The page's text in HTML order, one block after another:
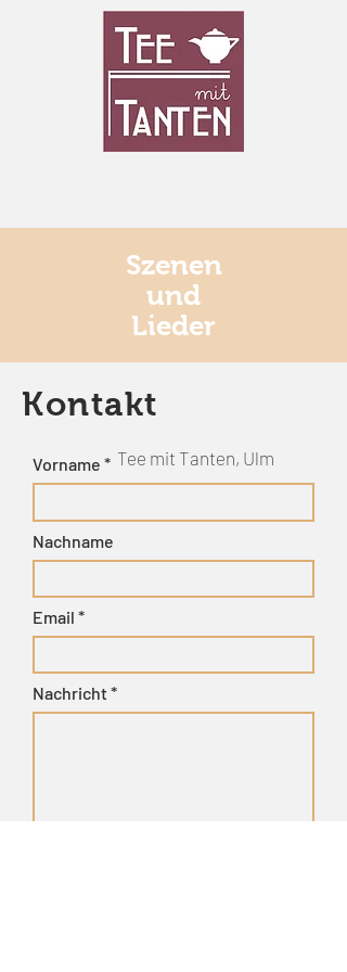
Szenen
und
Lieder
Kontakt
Vorname
Nachname
Email
Nachricht
Tee mit Tanten, Ulm